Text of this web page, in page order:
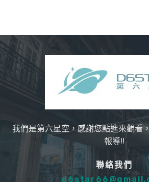
我們是第六星空，感謝您點進來觀看
報導!!
聯絡我們